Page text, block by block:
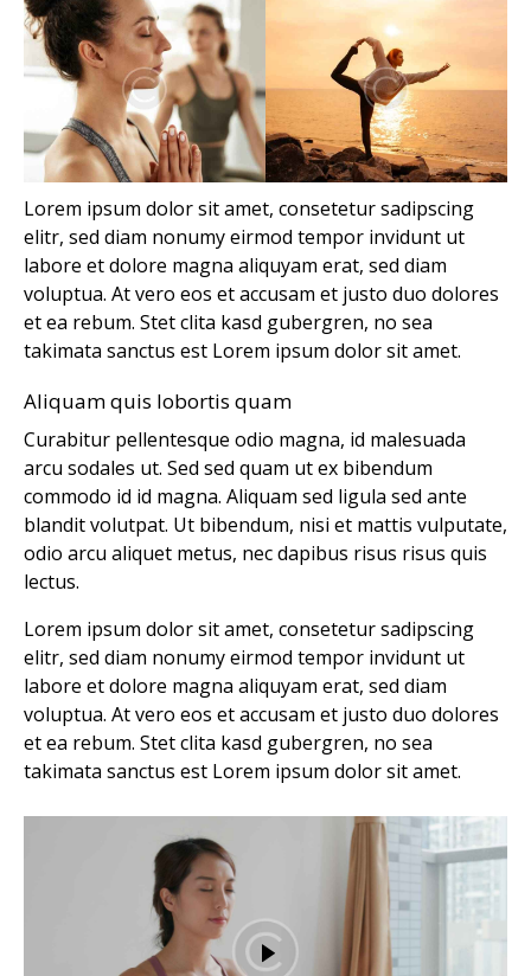
Lorem ipsum dolor sit amet, consetetur sadipscing
elitr, sed diam nonumy eirmod tempor invidunt ut
labore et dolore magna aliquyam erat, sed diam
voluptua. At vero eos et accusam et justo duo dolores
et ea rebum. Stet clita kasd gubergren, no sea
takimata sanctus est Lorem ipsum dolor sit amet.
Aliquam quis lobortis quam
Curabitur pellentesque odio magna, id malesuada
arcu sodales ut. Sed sed quam ut ex bibendum
commodo id id magna. Aliquam sed ligula sed ante
blandit volutpat. Ut bibendum, nisi et mattis vulputate,
odio arcu aliquet metus, nec dapibus risus risus quis
lectus.
Lorem ipsum dolor sit amet, consetetur sadipscing
elitr, sed diam nonumy eirmod tempor invidunt ut
labore et dolore magna aliquyam erat, sed diam
voluptua. At vero eos et accusam et justo duo dolores
et ea rebum. Stet clita kasd gubergren, no sea
takimata sanctus est Lorem ipsum dolor sit amet.